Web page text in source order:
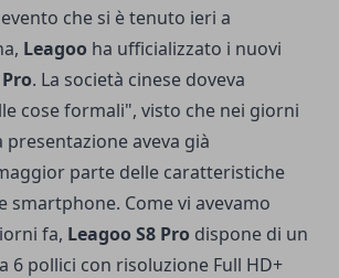
che si è tenuto ieri a
Leagoo ha ufficializzato i nuovi
. La società cinese doveva
cose formali", visto che nei giorni
aveva già
parte delle caratteristiche
smartphone. Come vi avevamo
fa, Leagoo S8 Pro dispone di un
6 pollici con risoluzione Full HD+